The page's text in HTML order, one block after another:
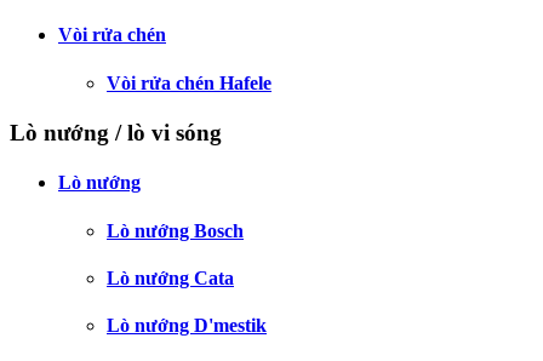
Vòi rửa chén
Vòi rửa chén Hafele
Lò nướng / lò vi sóng
Lò nướng
Lò nướng Bosch
Lò nướng Cata
Lò nướng D'mestik